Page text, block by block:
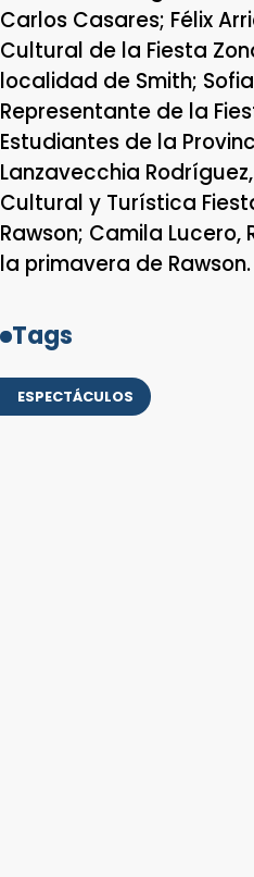
Carlos Casares; Félix
Cultural de la Fiesta
localidad de Smith;
Representante de la
Estudiantes de la
Lanzavecchia
Cultural y Turística
Rawson; Camila Lucero,
la primavera de Rawson.
Tags
ESPECTÁCULOS